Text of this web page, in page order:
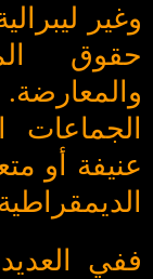
وغير
حقوق
الجماعات
عنيفة أو
ففي